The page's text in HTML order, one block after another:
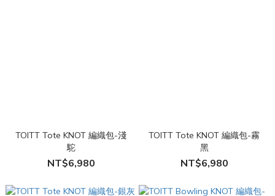
TOITT Tote KNOT 編織包-淺
駝
NT$6,980
TOITT Tote KNOT 編織包-霧
黑
NT$6,980